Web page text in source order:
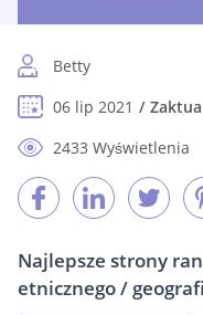
Betty
06 lip 2021
2433 Wyświetlenia
Najlepsze strony
etnicznego /